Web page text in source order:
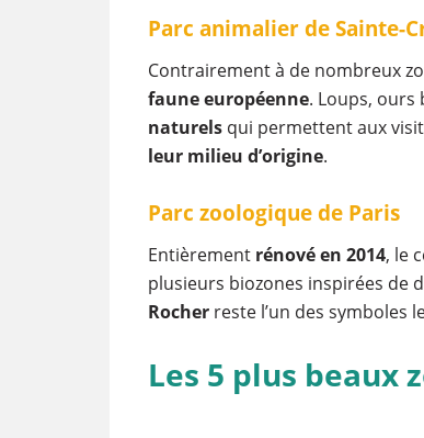
Parc animalier de Sainte-
Contrairement à de nombreux
faune européenne. Loups, ours
naturelsqui permettent aux
leur milieu d’origine.
Parc zoologique de Paris
Entièrement rénové en 2014, le
plusieurs biozones inspirées de
Rocherreste l’un des symboles
Les 5 plus beaux